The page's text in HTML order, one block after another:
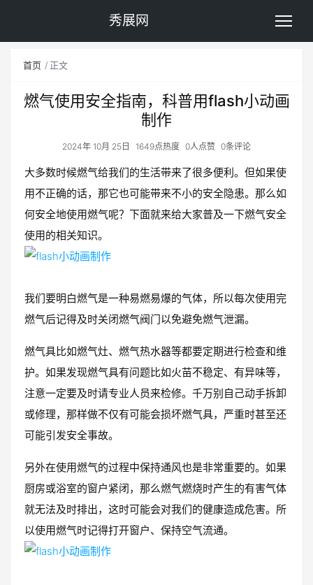
秀展网
首页 正文
燃气使用安全指南，科普用flash小动画
制作
2024年 10月 25日 1649点热度 0人点赞 0条评论
大多数时候燃气给我们的生活带来了很多便利。但如果使
用不正确的话，那它也可能带来不小的安全隐患。那么如
何安全地使用燃气呢？下面就来给大家普及一下燃气安全
使用的相关知识。
我们要明白燃气是一种易燃易爆的气体，所以每次使用完
燃气后记得及时关闭燃气阀门以免避免燃气泄漏。
燃气具比如燃气灶、燃气热水器等都要定期进行检查和维
护。如果发现燃气具有问题比如火苗不稳定、有异味等，
注意一定要及时请专业人员来检修。千万别自己动手拆卸
或修理，那样做不仅有可能会损坏燃气具，严重时甚至还
可能引发安全事故。
另外在使用燃气的过程中保持通风也是非常重要的。如果
厨房或浴室的窗户紧闭，那么燃气燃烧时产生的有害气体
就无法及时排出，这时可能会对我们的健康造成危害。所
以使用燃气时记得打开窗户、保持空气流通。